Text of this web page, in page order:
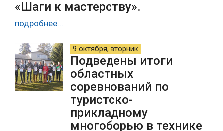
«Шаги к мастерству».
подробнее...
9 октября, вторник
Подведены итоги
областных
соревнований по
туристско-
прикладному
многоборью в технике